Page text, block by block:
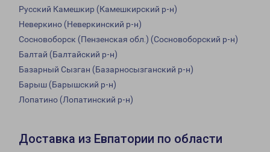
Русский Камешкир (Камешкирский р-н)
Неверкино (Неверкинский р-н)
Сосновоборск (Пензенская обл.) (Сосновоборский р-н)
Балтай (Балтайский р-н)
Базарный Сызган (Базарносызганский р-н)
Барыш (Барышский р-н)
Лопатино (Лопатинский р-н)
Доставка из Евпатории по области